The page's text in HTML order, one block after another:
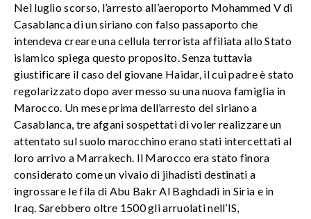
Nel luglio scorso, l’arresto all’aeroporto Mohammed V di
Casablanca di un siriano con falso passaporto che
intendeva creare una cellula terrorista affiliata allo Stato
islamico spiega questo proposito. Senza tuttavia
giustificare il caso del giovane Haidar, il cui padre è stato
regolarizzato dopo aver messo su una nuova famiglia in
Marocco. Un mese prima dell’arresto del siriano a
Casablanca, tre afgani sospettati di voler realizzare un
attentato sul suolo marocchino erano stati intercettati al
loro arrivo a Marrakech. Il Marocco era stato finora
considerato come un vivaio di jihadisti destinati a
ingrossare le fila di Abu Bakr Al Baghdadi in Siria e in
Iraq. Sarebbero oltre 1500 gli arruolati nell’IS,